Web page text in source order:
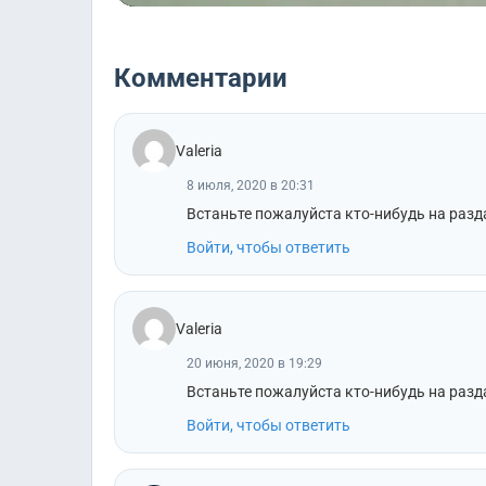
Комментарии
Valeria
8 июля, 2020 в 20:31
Встаньте пожалуйста кто-нибудь на
Войти, чтобы ответить
Valeria
20 июня, 2020 в 19:29
Встаньте пожалуйста кто-нибудь на
Войти, чтобы ответить